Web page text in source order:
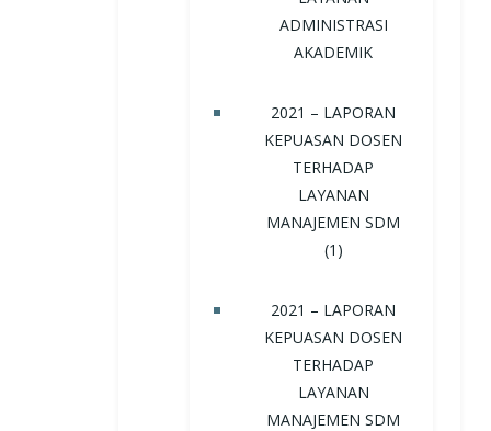
ADMINISTRASI
AKADEMIK
2021 – LAPORAN
KEPUASAN DOSEN
TERHADAP
LAYANAN
MANAJEMEN SDM
(1)
2021 – LAPORAN
KEPUASAN DOSEN
TERHADAP
LAYANAN
MANAJEMEN SDM